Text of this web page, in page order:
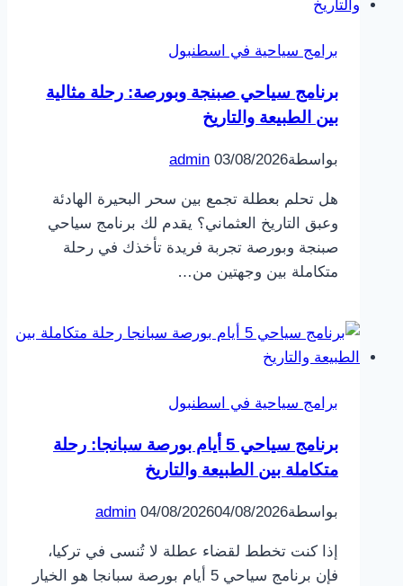
برامج سياحية في اسطنبول
برنامج سياحي صبنجة وبورصة: رحلة مثالية
بين الطبيعة والتاريخ
بواسطة admin 03/08/2026
هل تحلم بعطلة تجمع بين سحر البحيرة الهادئة
وعبق التاريخ العثماني؟ يقدم لك برنامج سياحي
صبنجة وبورصة تجربة فريدة تأخذك في رحلة
متكاملة بين وجهتين من…
برامج سياحية في اسطنبول
برنامج سياحي 5 أيام بورصة سبانجا: رحلة
متكاملة بين الطبيعة والتاريخ
بواسطة admin 04/08/202604/08/2026
إذا كنت تخطط لقضاء عطلة لا تُنسى في تركيا،
فإن برنامج سياحي 5 أيام بورصة سبانجا هو الخيار